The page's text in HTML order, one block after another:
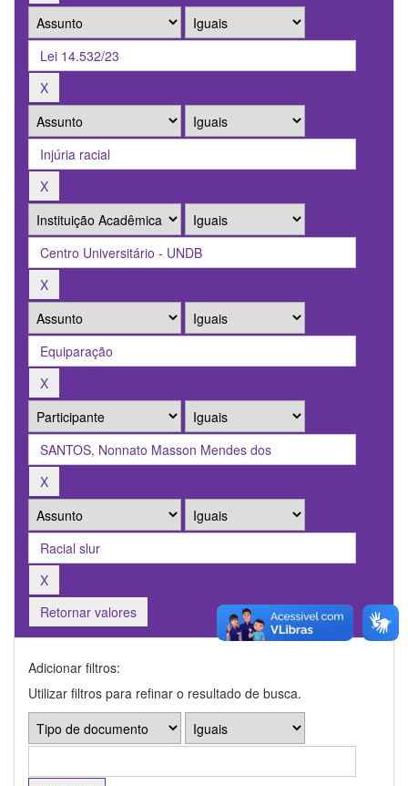
Retornar valores
Adicionar filtros:
Utilizar filtros para refinar o resultado de busca.